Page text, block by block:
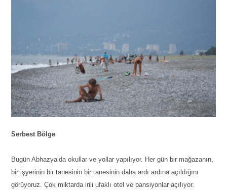
Serbest Bölge
Bugün Abhazya’da okullar ve yollar yapılıyor. Her gün bir mağazanın,
bir işyerinin bir tanesinin bir tanesinin daha ardı ardına açıldığını
görüyoruz. Çok miktarda irili ufaklı otel ve pansiyonlar açılıyor.